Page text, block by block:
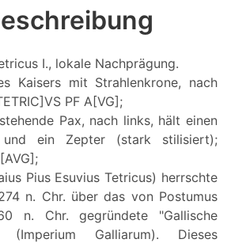
I., lokale Nachprägung.
Kaisers mit Strahlenkrone, nach
PF A[VG];
Pax, nach links, hält einen
und ein Zepter (stark stilisiert);
Pius Esuvius Tetricus) herrschte
n. Chr. über das von Postumus
n. Chr. gegründete "Gallische
(Imperium Galliarum). Dieses